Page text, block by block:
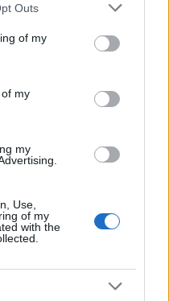
one or more Google
You may click to
its third-party tags to
in below Google
Outs
of my
my
my
Use,
of my
with the
(με μόρια)
-
με μισθό έως
αίτηση